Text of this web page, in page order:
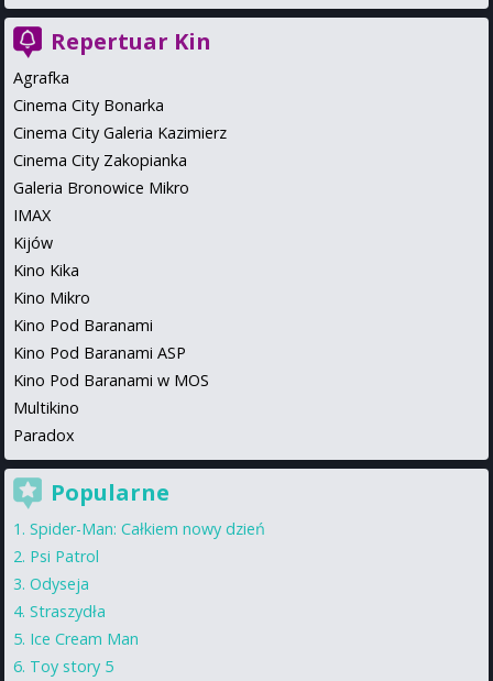
Repertuar Kin
Agrafka
Cinema City Bonarka
Cinema City Galeria Kazimierz
Cinema City Zakopianka
Galeria Bronowice Mikro
IMAX
Kijów
Kino Kika
Kino Mikro
Kino Pod Baranami
Kino Pod Baranami ASP
Kino Pod Baranami w MOS
Multikino
Paradox
Popularne
Spider-Man: Całkiem nowy dzień
Psi Patrol
Odyseja
Straszydła
Ice Cream Man
Toy story 5